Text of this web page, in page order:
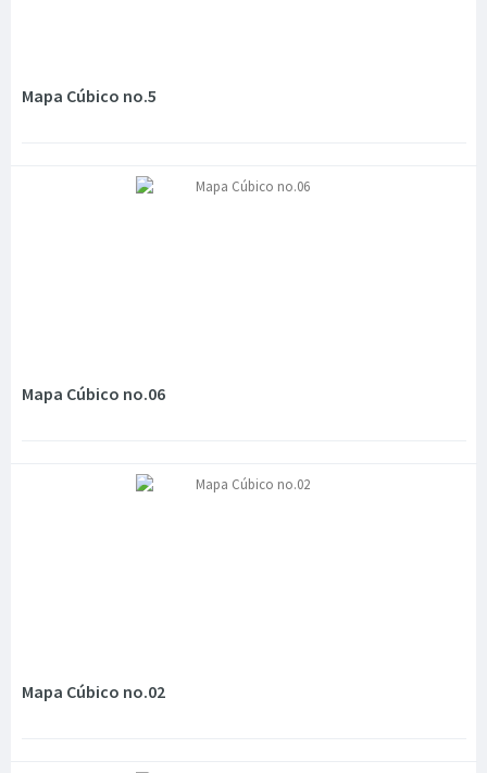
Mapa Cúbico no.5
Mapa Cúbico no.06
Mapa Cúbico no.02